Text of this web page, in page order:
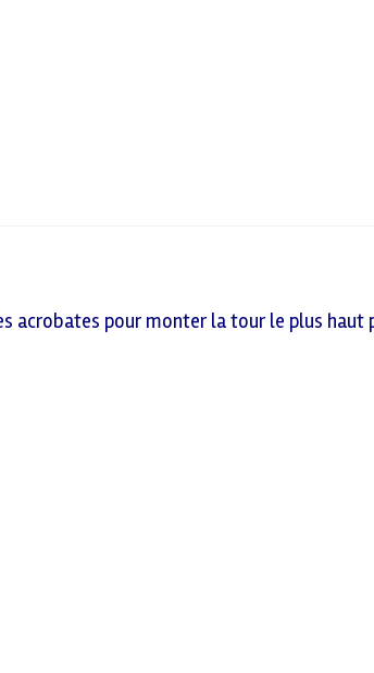
acrobates pour monter la tour le plus haut